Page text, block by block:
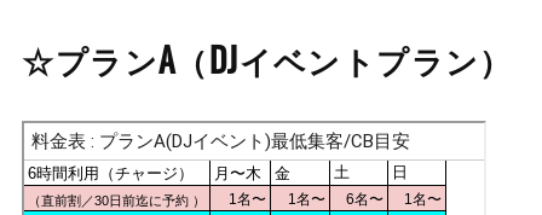
☆プランA（DJイベントプラン）